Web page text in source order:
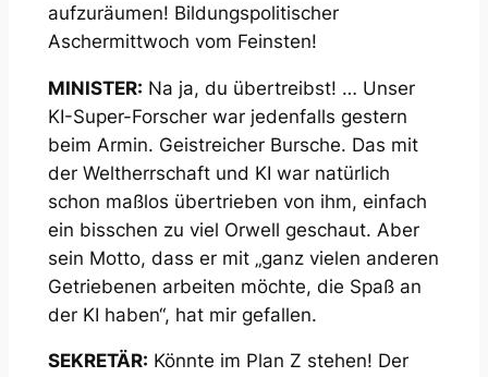
aufzuräumen! Bildungspolitischer
Aschermittwoch vom Feinsten!
MINISTER: Na ja, du übertreibst! … Unser
KI-Super-Forscher war jedenfalls gestern
beim Armin. Geistreicher Bursche. Das mit
der Weltherrschaft und KI war natürlich
schon maßlos übertrieben von ihm, einfach
ein bisschen zu viel Orwell geschaut. Aber
sein Motto, dass er mit „ganz vielen anderen
Getriebenen arbeiten möchte, die Spaß an
der KI haben“, hat mir gefallen.
SEKRETÄR: Könnte im Plan Z stehen! Der